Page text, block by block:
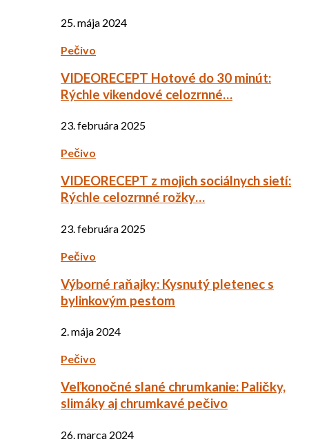
25. mája 2024
Pečivo
VIDEORECEPT Hotové do 30 minút:
Rýchle vikendové celozrnné…
23. februára 2025
Pečivo
VIDEORECEPT z mojich sociálnych sietí:
Rýchle celozrnné rožky…
23. februára 2025
Pečivo
Výborné raňajky: Kysnutý pletenec s
bylinkovým pestom
2. mája 2024
Pečivo
Veľkonočné slané chrumkanie: Paličky,
slimáky aj chrumkavé pečivo
26. marca 2024